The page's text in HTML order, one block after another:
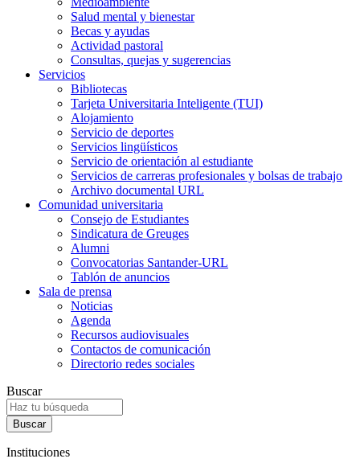
Salud mental y bienestar
Becas y ayudas
Actividad pastoral
Consultas, quejas y sugerencias
Servicios
Bibliotecas
Tarjeta Universitaria Inteligente (TUI)
Alojamiento
Servicio de deportes
Servicios lingüísticos
Servicio de orientación al estudiante
Servicios de carreras profesionales y bolsas de trabajo
Archivo documental URL
Comunidad universitaria
Consejo de Estudiantes
Sindicatura de Greuges
Alumni
Convocatorias Santander-URL
Tablón de anuncios
Sala de prensa
Noticias
Agenda
Recursos audiovisuales
Contactos de comunicación
Directorio redes sociales
Buscar
Instituciones